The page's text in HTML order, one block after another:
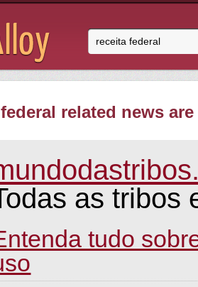
related news
as tribos
tudo